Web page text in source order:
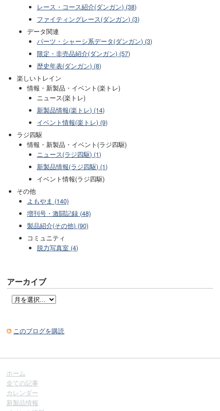
レース・コース紹介(ダンガン) (38)
ファイティングレース(ダンガン) (3)
データ関連
パーツ・シャーシ系データ(ダンガン) (3)
限定・非売品紹介(ダンガン) (57)
歴史年表(ダンガン) (8)
楽しいトレイン
情報・新製品・イベント(楽トレ)
ニュース(楽トレ)
新製品情報(楽トレ) (14)
イベント情報(楽トレ) (9)
ラジ四駆
情報・新製品・イベント(ラジ四駆)
ニュース(ラジ四駆) (1)
新製品情報(ラジ四駆) (1)
イベント情報(ラジ四駆)
その他
よもやま (140)
増刊号・激闘記録 (48)
製品紹介(その他) (90)
コミュニティ
脱力写真室 (4)
アーカイブ
このブログを購読
ホーム
全ての記事
カレンダー
新製品情報